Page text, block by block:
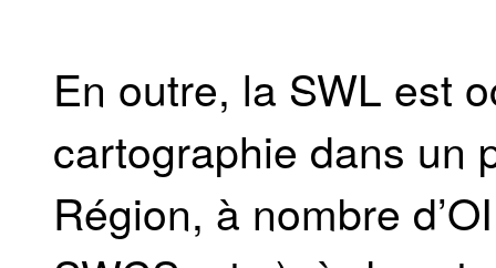
En outre, la SWL est
cartographie dans un
Région, à nombre